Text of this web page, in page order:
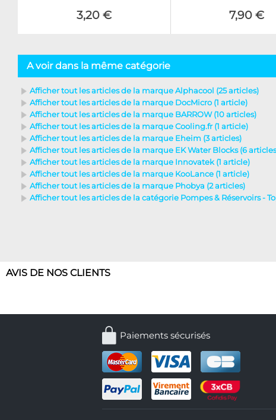
3,20 € 7,90 €
A voir dans la même catégorie
Afficher tout les articles de la marque Alphacool (25 articles)
Afficher tout les articles de la marque DocMicro (1 article)
Afficher tout les articles de la marque BARROW (10 articles)
Afficher tout les articles de la marque Cooling.fr (1 article)
Afficher tout les articles de la marque Eheim (3 articles)
Afficher tout les articles de la marque EK Water Blocks (6
Afficher tout les articles de la marque Innovatek (1 article)
Afficher tout les articles de la marque KooLance (1 article)
Afficher tout les articles de la marque Phobya (2 articles)
Afficher tout les articles de la catégorie Pompes & Réservoirs -
AVIS DE NOS CLIENTS
Paiements sécurisés